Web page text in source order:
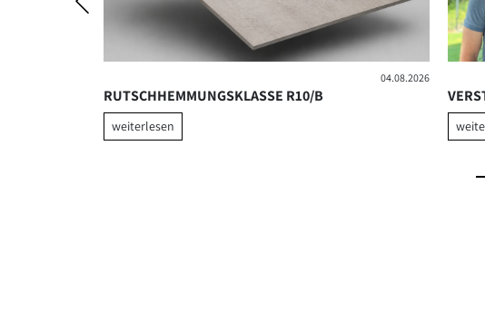
04.08.2026
RUTSCHHEMMUNGSKLASSE R10/B
weiterlesen